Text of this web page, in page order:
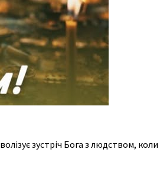
зустріч Бога з людством,